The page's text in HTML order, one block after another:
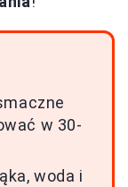
w 30-
woda i